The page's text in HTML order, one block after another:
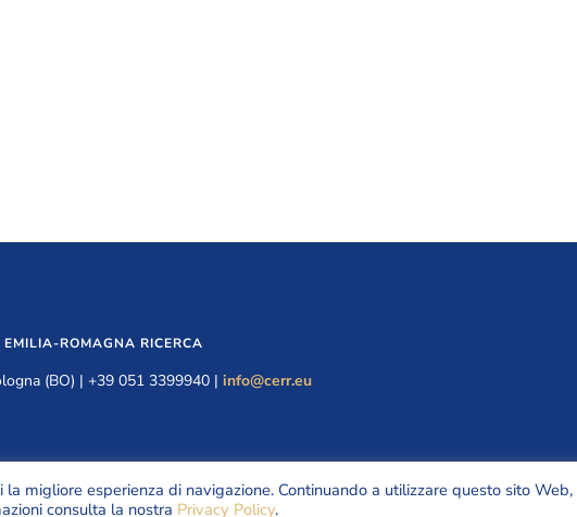
ROMAGNA RICERCA
(BO) | +39 051 3399940 |info@cerr.eu
©
migliore esperienza di navigazione. Continuando a utilizzare questo sito Web,
consulta la nostra Privacy Policy.